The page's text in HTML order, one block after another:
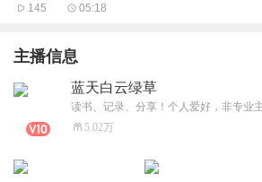
145 05:18
主播信息
蓝天白云绿草
5.02万